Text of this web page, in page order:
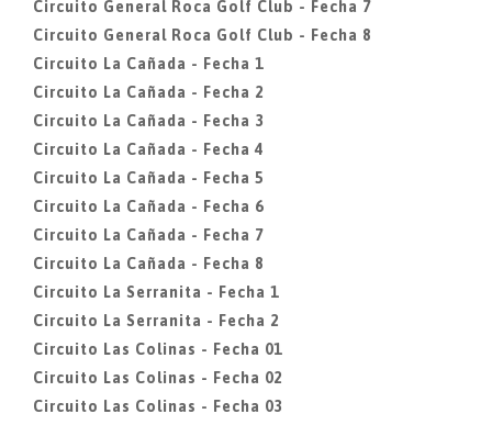
Circuito General Roca Golf Club - Fecha 7
Circuito General Roca Golf Club - Fecha 8
Circuito La Cañada - Fecha 1
Circuito La Cañada - Fecha 2
Circuito La Cañada - Fecha 3
Circuito La Cañada - Fecha 4
Circuito La Cañada - Fecha 5
Circuito La Cañada - Fecha 6
Circuito La Cañada - Fecha 7
Circuito La Cañada - Fecha 8
Circuito La Serranita - Fecha 1
Circuito La Serranita - Fecha 2
Circuito Las Colinas - Fecha 01
Circuito Las Colinas - Fecha 02
Circuito Las Colinas - Fecha 03